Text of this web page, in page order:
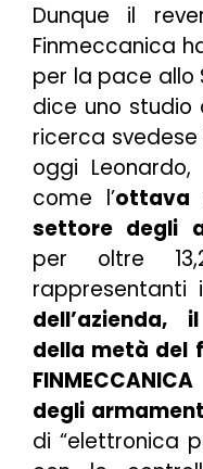
Dunque il
Finmeccanica
per la pace allo
dice uno studio
ricerca svedese
oggi
come l’ottava
settore degli
per oltre
rappresentanti
dell’azienda,
della metà del
degli
di “elettronica